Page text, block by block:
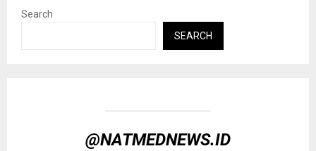
Search
SEARCH
@NATMEDNEWS.ID